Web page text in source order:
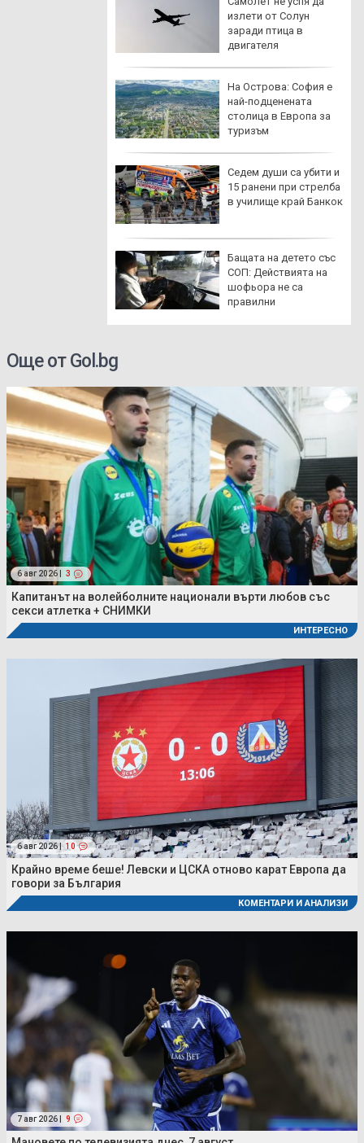
излети от Солун
заради птица в
двигателя
На Острова: София е
най-подценената
столица в Европа за
туризъм
Седем души са убити и
15 ранени при стрелба
в училище край Банкок
Бащата на детето със
СОП: Действията на
шофьора не са
правилни
Още от Gol.bg
6 авг 2026 | 3
Капитанът на волейболните национали върти любов със
секси атлетка + СНИМКИ
ИНТЕРЕСНО
6 авг 2026 | 10
Крайно време беше! Левски и ЦСКА отново карат Европа да
говори за България
КОМЕНТАРИ И АНАЛИЗИ
7 авг 2026 | 9